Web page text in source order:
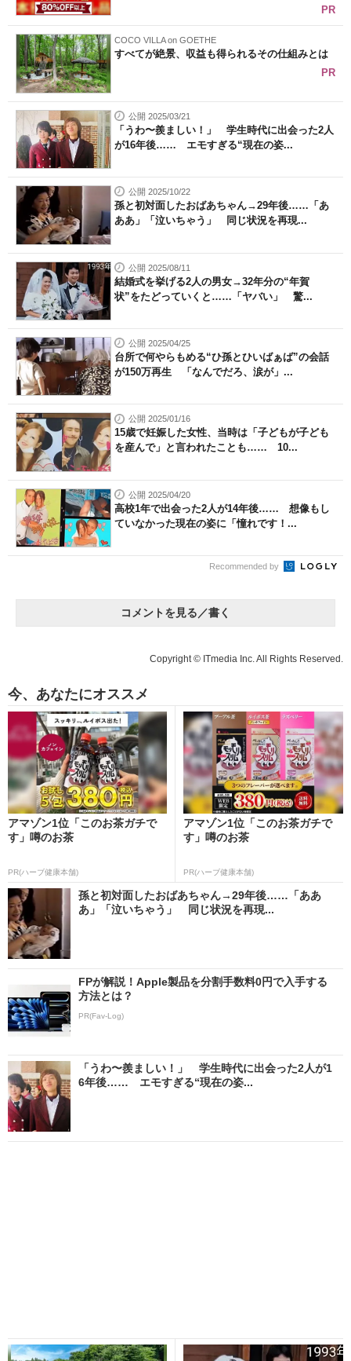
IT製品の技術・比較・事例
製造業のIT導入・活用を支援
モノづくり技術者専門サイト
エレクトロニクス専門サイト
電子設計の基本と応用
エネルギーの専門メディア
建設×テクノロジーの最前線
ちょっと気になるネットの話題
PR
COCO VILLA on GOETHE
すべてが絶景、収益も得られるその仕組みとは
PR
公開 2025/03/21
「うわ〜羨ましい！」 学生時代に出会った2人
が16年後…… エモすぎる“現在の姿...
公開 2025/10/22
孫と初対面したおばあちゃん→29年後……「あ
ああ」「泣いちゃう」 同じ状況を再現...
公開 2025/08/11
結婚式を挙げる2人の男女→32年分の“年賀
状”をたどっていくと……「ヤバい」 驚...
公開 2025/04/25
台所で何やらもめる“ひ孫とひいばぁば”の会話
が150万再生 「なんでだろ、涙が」...
公開 2025/01/16
15歳で妊娠した女性、当時は「子どもが子ども
を産んで」と言われたことも…… 10...
公開 2025/04/20
高校1年で出会った2人が14年後…… 想像もし
ていなかった現在の姿に「憧れです！...
Recommended by
コメントを見る／書く
Copyright © ITmedia Inc. All Rights Reserved.
今、あなたにオススメ
アマゾン1位「このお茶ガチで
す」噂のお茶
PR(ハーブ健康本舗)
アマゾン1位「このお茶ガチで
す」噂のお茶
PR(ハーブ健康本舗)
孫と初対面したおばあちゃん→29年後……「ああ
あ」「泣いちゃう」 同じ状況を再現...
FPが解説！Apple製品を分割手数料0円で入手する
方法とは？
PR(Fav-Log)
「うわ〜羨ましい！」 学生時代に出会った2人が1
6年後…… エモすぎる“現在の姿...